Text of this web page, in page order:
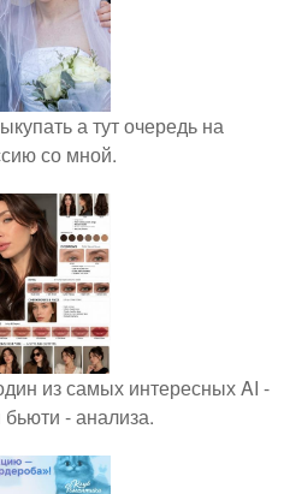
а тут очередь на
со мной.
из самых интересных AI -
- анализа.